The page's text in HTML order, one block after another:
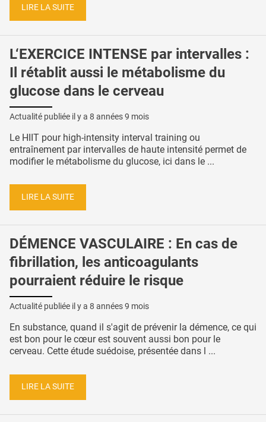
LIRE LA SUITE
L‘EXERCICE INTENSE par intervalles :
Il rétablit aussi le métabolisme du
glucose dans le cerveau
Actualité publiée il y a 8 années 9 mois
Le HIIT pour high-intensity interval training ou
entraînement par intervalles de haute intensité permet de
modifier le métabolisme du glucose, ici dans le ...
LIRE LA SUITE
DÉMENCE VASCULAIRE : En cas de
fibrillation, les anticoagulants
pourraient réduire le risque
Actualité publiée il y a 8 années 9 mois
En substance, quand il s'agit de prévenir la démence, ce qui
est bon pour le cœur est souvent aussi bon pour le
cerveau. Cette étude suédoise, présentée dans l ...
LIRE LA SUITE